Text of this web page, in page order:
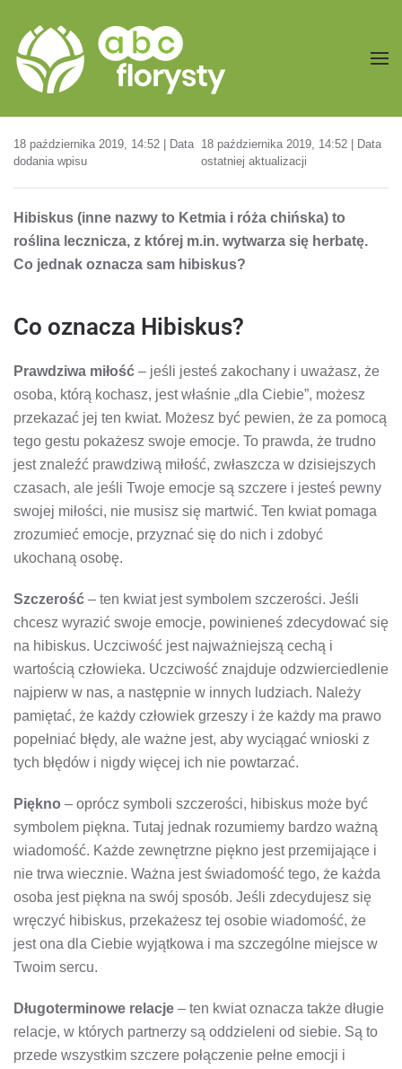
Przejdź do treści głównej
18 października 2019, 14:52 | Data
dodania wpisu
18 października 2019, 14:52 | Data
ostatniej aktualizacji
Hibiskus (inne nazwy to Ketmia i róża chińska) to
roślina lecznicza, z której m.in. wytwarza się herbatę.
Co jednak oznacza sam hibiskus?
Co oznacza Hibiskus?
Prawdziwa miłość – jeśli jesteś zakochany i uważasz, że
osoba, którą kochasz, jest właśnie „dla Ciebie”, możesz
przekazać jej ten kwiat. Możesz być pewien, że za pomocą
tego gestu pokażesz swoje emocje. To prawda, że ​​trudno
jest znaleźć prawdziwą miłość, zwłaszcza w dzisiejszych
czasach, ale jeśli Twoje emocje są szczere i jesteś pewny
swojej miłości, nie musisz się martwić. Ten kwiat pomaga
zrozumieć emocje, przyznać się do nich i zdobyć
ukochaną osobę.
Szczerość – ten kwiat jest symbolem szczerości. Jeśli
chcesz wyrazić swoje emocje, powinieneś zdecydować się
na hibiskus. Uczciwość jest najważniejszą cechą i
wartością człowieka. Uczciwość znajduje odzwierciedlenie
najpierw w nas, a następnie w innych ludziach. Należy
pamiętać, że każdy człowiek grzeszy i że każdy ma prawo
popełniać błędy, ale ważne jest, aby wyciągać wnioski z
tych błędów i nigdy więcej ich nie powtarzać.
Piękno – oprócz symboli szczerości, hibiskus może być
symbolem piękna. Tutaj jednak rozumiemy bardzo ważną
wiadomość. Każde zewnętrzne piękno jest przemijające i
nie trwa wiecznie. Ważna jest świadomość tego, że każda
osoba jest piękna na swój sposób. Jeśli zdecydujesz się
wręczyć hibiskus, przekażesz tej osobie wiadomość, że
jest ona dla Ciebie wyjątkowa i ma szczególne miejsce w
Twoim sercu.
Długoterminowe relacje – ten kwiat oznacza także długie
relacje, w których partnerzy są oddzieleni od siebie. Są to
przede wszystkim szczere połączenie pełne emocji i